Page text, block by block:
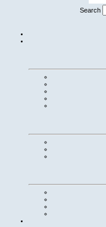
Search